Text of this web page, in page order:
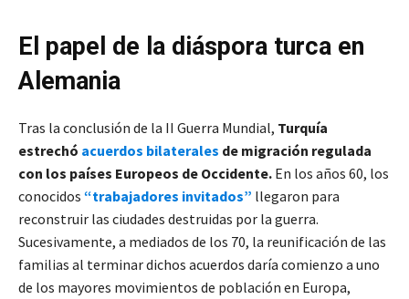
El papel de la diáspora turca en
Alemania
Tras la conclusión de la II Guerra Mundial, Turquía
estrechó acuerdos bilaterales de migración regulada
con los países Europeos de Occidente. En los años 60, los
conocidos “trabajadores invitados” llegaron para
reconstruir las ciudades destruidas por la guerra.
Sucesivamente, a mediados de los 70, la reunificación de las
familias al terminar dichos acuerdos daría comienzo a uno
de los mayores movimientos de población en Europa,